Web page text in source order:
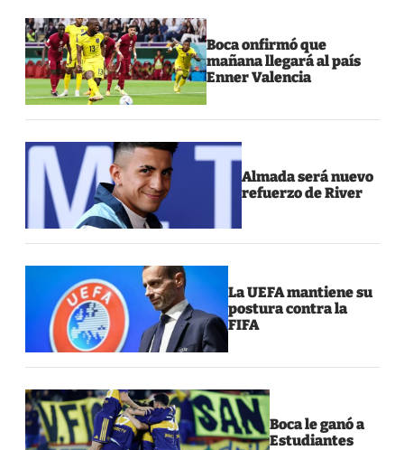
Boca onfirmó que
mañana llegará al país
Enner Valencia
Almada será nuevo
refuerzo de River
La UEFA mantiene su
postura contra la
FIFA
Boca le ganó a
Estudiantes